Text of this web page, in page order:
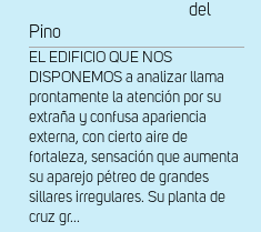
del
Pino
EL EDIFICIO QUE NOS
DISPONEMOS a analizar llama
prontamente la atención por su
extraña y confusa apariencia
externa, con cierto aire de
fortaleza, sensación que aumenta
su aparejo pétreo de grandes
sillares irregulares. Su planta de
cruz gr...